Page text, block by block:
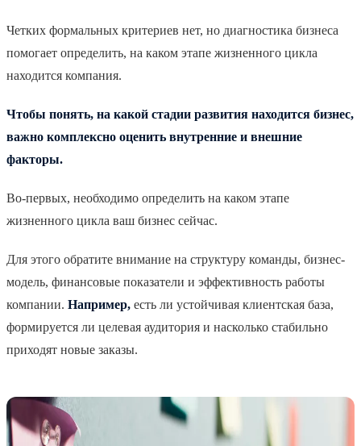
Четких формальных критериев нет, но диагностика бизнеса
помогает определить, на каком этапе жизненного цикла
находится компания.
Чтобы понять, на какой стадии развития находится бизнес,
важно комплексно оценить внутренние и внешние
факторы.
Во-первых, необходимо определить на каком этапе
жизненного цикла ваш бизнес сейчас.
Для этого обратите внимание на структуру команды, бизнес-
модель, финансовые показатели и эффективность работы
компании. Например, есть ли устойчивая клиентская база,
формируется ли целевая аудитория и насколько стабильно
приходят новые заказы.